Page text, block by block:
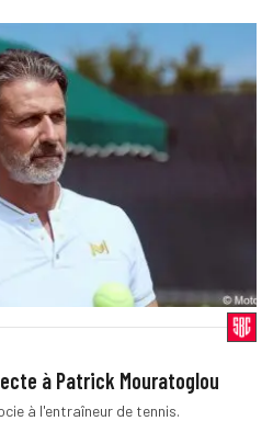
à Patrick Mouratoglou
à l'entraîneur de tennis.